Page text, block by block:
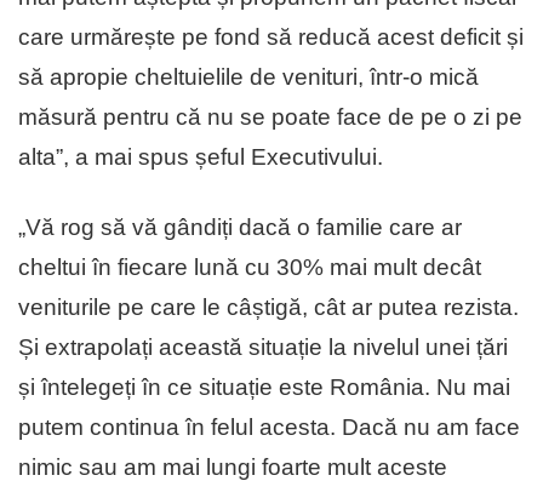
care urmărește pe fond să reducă acest deficit și
să apropie cheltuielile de venituri, într-o mică
măsură pentru că nu se poate face de pe o zi pe
alta”, a mai spus șeful Executivului.
„Vă rog să vă gândiți dacă o familie care ar
cheltui în fiecare lună cu 30% mai mult decât
veniturile pe care le câștigă, cât ar putea rezista.
Și extrapolați această situație la nivelul unei țări
și întelegeți în ce situație este România. Nu mai
putem continua în felul acesta. Dacă nu am face
nimic sau am mai lungi foarte mult aceste